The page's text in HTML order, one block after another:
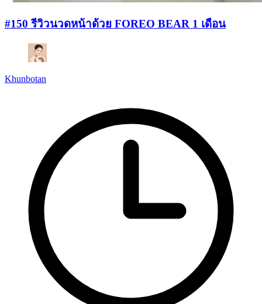
#150 รีวิวนวดหน้าด้วย FOREO BEAR 1 เดือน
Khunbotan